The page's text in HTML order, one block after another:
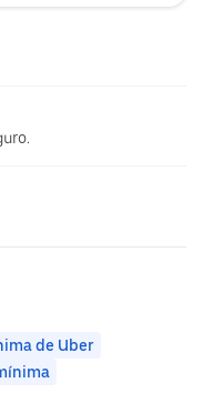
de Uber